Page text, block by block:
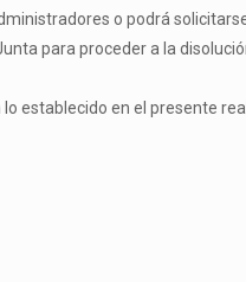
o podrá
para proceder a la
establecido en el presente